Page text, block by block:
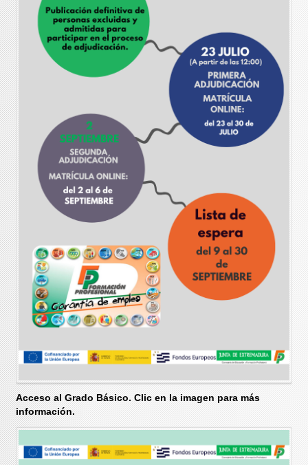
Acceso al Grado Básico. Clic en la imagen para más
información.